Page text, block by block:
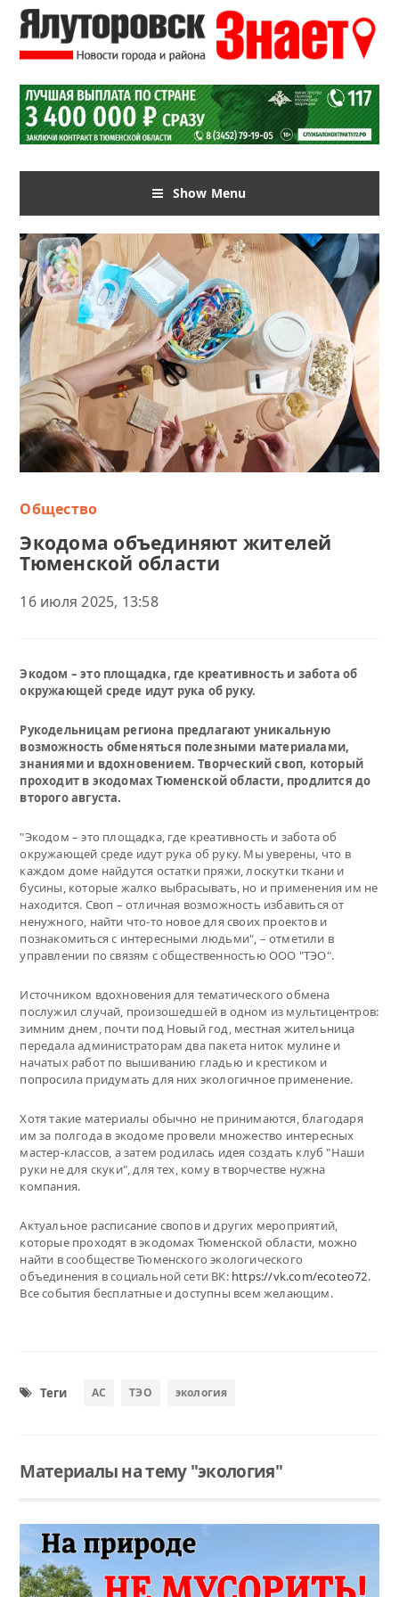
Show Menu
Общество
Экодома объединяют жителей
Тюменской области
16 июля 2025, 13:58
Экодом – это площадка, где креативность и забота об
окружающей среде идут рука об руку.
Рукодельницам региона предлагают уникальную
возможность обменяться полезными материалами,
знаниями и вдохновением. Творческий своп, который
проходит в экодомах Тюменской области, продлится до
второго августа.
"Экодом – это площадка, где креативность и забота об
окружающей среде идут рука об руку. Мы уверены, что в
каждом доме найдутся остатки пряжи, лоскутки ткани и
бусины, которые жалко выбрасывать, но и применения им не
находится. Своп – отличная возможность избавиться от
ненужного, найти что-то новое для своих проектов и
познакомиться с интересными людьми", – отметили в
управлении по связям с общественностью ООО "ТЭО".
Источником вдохновения для тематического обмена
послужил случай, произошедшей в одном из мультицентров:
зимним днем, почти под Новый год, местная жительница
передала администраторам два пакета ниток мулине и
начатых работ по вышиванию гладью и крестиком и
попросила придумать для них экологичное применение.
Хотя такие материалы обычно не принимаются, благодаря
им за полгода в экодоме провели множество интересных
мастер-классов, а затем родилась идея создать клуб "Наши
руки не для скуки", для тех, кому в творчестве нужна
компания.
Актуальное расписание свопов и других мероприятий,
которые проходят в экодомах Тюменской области, можно
найти в сообществе Тюменского экологического
объединения в социальной сети ВК: https://vk.com/ecoteo72.
Все события бесплатные и доступны всем желающим.
Теги АС ТЭО экология
Материалы на тему "экология"